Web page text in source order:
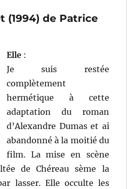
(1994) de Patrice
Elle :
Je suis restée
complètement
hermétique à cette
adaptation du roman
d’Alexandre Dumas et ai
abandonné à la moitié du
film. La mise en scène
de Chéreau sème la
lasser. Elle occulte les